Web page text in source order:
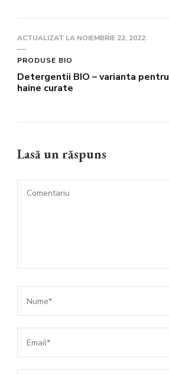
ACTUALIZAT LA NOIEMBRIE 22, 2022
PRODUSE BIO
Detergentii BIO – varianta pentru
haine curate
Lasă un răspuns